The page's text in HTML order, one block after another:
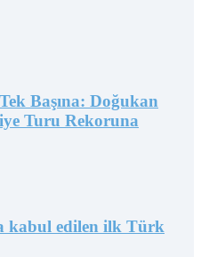
Başına: Doğukan
Turu Rekoruna
kabul edilen ilk Türk